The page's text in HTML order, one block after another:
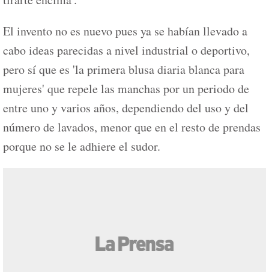
El invento no es nuevo pues ya se habían llevado a
cabo ideas parecidas a nivel industrial o deportivo,
pero sí que es 'la primera blusa diaria blanca para
mujeres' que repele las manchas por un periodo de
entre uno y varios años, dependiendo del uso y del
número de lavados, menor que en el resto de prendas
porque no se le adhiere el sudor.